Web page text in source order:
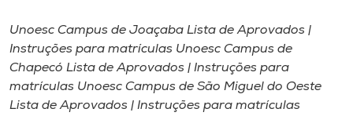
Portal de Ensino
A
Unoesc Campus de Joaçaba Lista de Aprovados |
Instruções para matrículas Unoesc Campus de
Chapecó Lista de Aprovados | Instruções para
matrículas Unoesc Campus de São Miguel do Oeste
Lista de Aprovados | Instruções para matrículas